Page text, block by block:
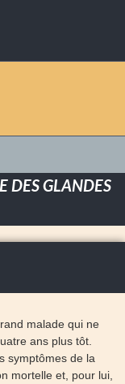
DES GLANDES
malade qui ne
ans plus tôt.
symptômes de la
mortelle et, pour lui,